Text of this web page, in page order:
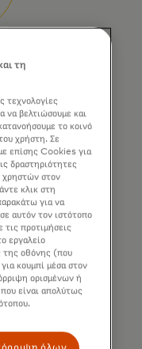
τις
την
με κάθε
τη
τεχνολογίες
βελτιώσουμε και
το κοινό
χρήστη. Σε
επίσης Cookies για
δραστηριότητες
χρηστών στον
κλικ στη
για να
αυτόν τον ιστότοπο
τις προτιμήσεις
εργαλείο
της οθόνης (που
κουμπί μέσα στον
ορισμένων ή
είναι απολύτως